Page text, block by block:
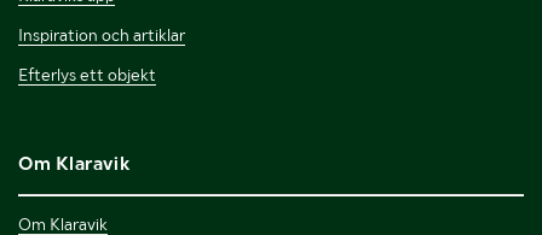
Inspiration och artiklar
Efterlys ett objekt
Om Klaravik
Om Klaravik